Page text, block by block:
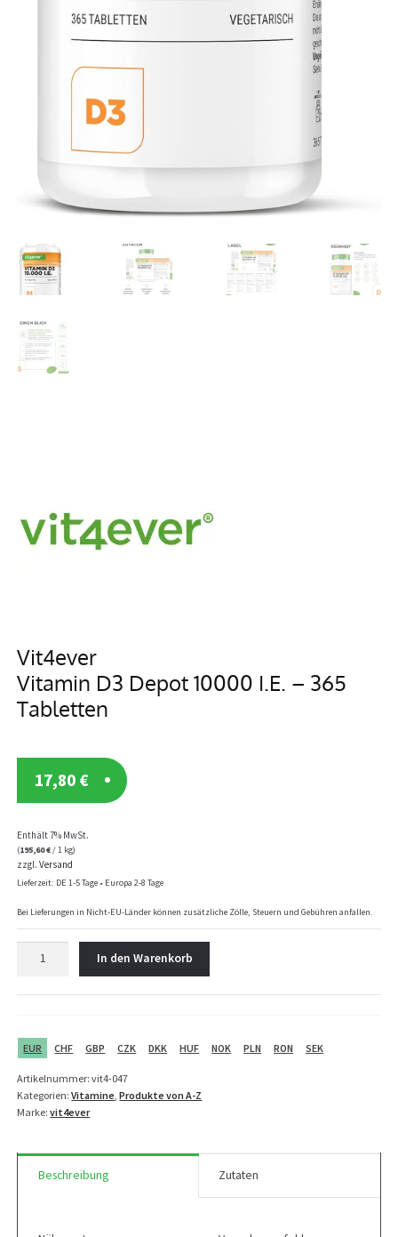
Vit4ever
Vitamin D3 Depot 10000 I.E. – 365
Tabletten
17,80 €
Enthält 7% MwSt.
(195,60€/ 1 kg)
zzgl.Versand
Lieferzeit: DE 1-5 Tage • Europa 2-8 Tage
Bei Lieferungen in Nicht-EU-Länder können zusätzliche Zölle, Steuern und Gebühren anfallen.
I.E.
365
Tabletten
In den Warenkorb
EUR CHF GBP CZK DKK HUF NOK PLN RON SEK
Artikelnummer:vit4-047
Kategorien:Vitamine,Produkte von A-Z
Marke:vit4ever
Beschreibung Zutaten